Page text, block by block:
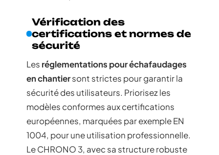
Vérification des
certifications et normes de
sécurité
Les réglementations pour échafaudages
en chantiersont strictes pour garantir la
sécurité des utilisateurs. Priorisez les
modèles conformes aux certifications
européennes, marquées par exemple EN
1004, pour une utilisation professionnelle.
Le CHRONO 3, avec sa structure robuste